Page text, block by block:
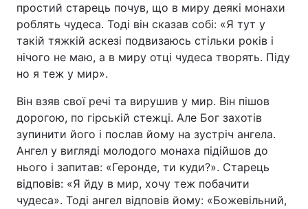
Спорт Наука
Техно і зв'язок Лайт
Здоров'я Туризм
Цікавинки Погода
Відео з Youtube Статті
простий старець почув, що в миру деякі монахи
роблять чудеса. Тоді він сказав собі: «Я тут у
такій тяжкій аскезі подвизаюсь стільки років і
нічого не маю, а в миру отці чудеса творять. Піду
но я теж у мир».
Він взяв свої речі та вирушив у мир. Він пішов
дорогою, по гірській стежці. Але Бог захотів
зупинити його і послав йому на зустріч ангела.
Ангел у вигляді молодого монаха підійшов до
нього і запитав: «Геронде, ти куди?». Старець
відповів: «Я йду в мир, хочу теж побачити
чудеса». Тоді ангел відповів йому: «Божевільний,